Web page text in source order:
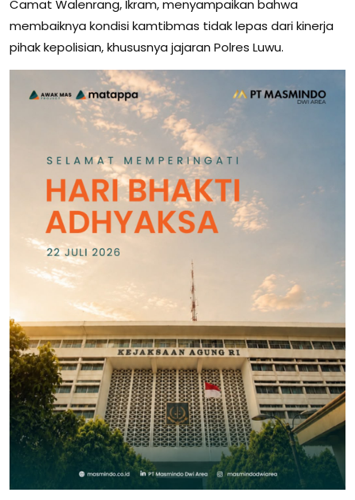
Camat Walenrang, Ikram, menyampaikan bahwa
membaiknya kondisi kamtibmas tidak lepas dari kinerja
pihak kepolisian, khususnya jajaran Polres Luwu.